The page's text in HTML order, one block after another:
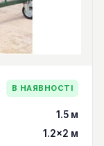
В НАЯВНОСТІ
1.5 м
1.2×2 м